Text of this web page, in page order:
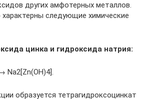
других амфотерных металлов.
следующие химические
цинка и гидроксида натрия:
Na2[Zn(OH)4].
образуется тетрагидроксоцинкат